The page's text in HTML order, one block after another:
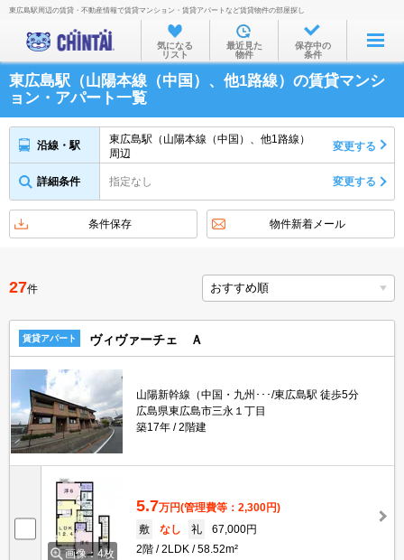
お部屋を探す
沿線・駅から
住所から
家賃相場から
不動産会社から
東広島駅周辺の賃貸・不動産情報で賃貸マンション・賃貸アパートなど賃貸物件の部屋探し
気になる
リスト
最近見た
物件
保存中の
条件
東広島駅（山陽本線（中国）、他1路線）の賃貸マンシ
ョン・アパート一覧
沿線・駅
東広島駅（山陽本線（中国）、他1路線）
周辺
変更する
詳細条件 指定なし 変更する
条件保存 物件新着メール
27件
賃貸アパート ヴィヴァーチェ Ａ
山陽新幹線（中国・九州･･･/東広島駅 徒歩5分
広島県東広島市三永１丁目
築17年
2階建
画像：4枚
5.7万円(管理費等：2,300円)
敷
なし 礼
67,000円
2階
2LDK 58.52m²